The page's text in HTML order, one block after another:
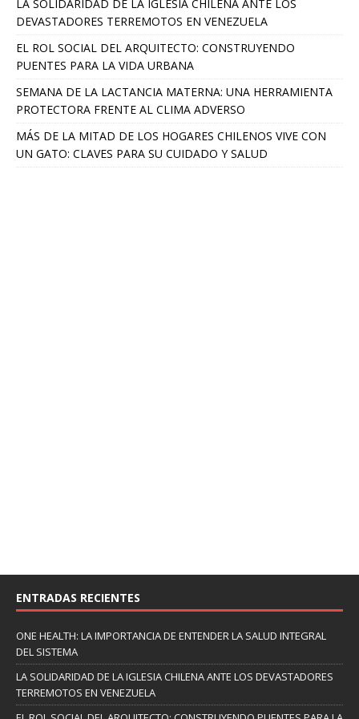
LA SOLIDARIDAD DE LA IGLESIA CHILENA ANTE LOS
DEVASTADORES TERREMOTOS EN VENEZUELA
EL ROL SOCIAL DEL ARQUITECTO: CONSTRUYENDO
PUENTES PARA LA VIDA URBANA
SEMANA DE LA LACTANCIA MATERNA: UNA HERRAMIENTA
PROTECTORA FRENTE AL CLIMA ADVERSO
MÁS DE LA MITAD DE LOS HOGARES CHILENOS VIVE CON
UN GATO: CLAVES PARA SU CUIDADO Y SALUD
ENTRADAS RECIENTES
ONE HEALTH: LA IMPORTANCIA DE ENTENDER LA SALUD INTEGRAL
DEL SISTEMA
LA SOLIDARIDAD DE LA IGLESIA CHILENA ANTE LOS DEVASTADORES
TERREMOTOS EN VENEZUELA